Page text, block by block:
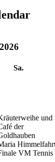
2026
Sa.
und
der
VM Tennis